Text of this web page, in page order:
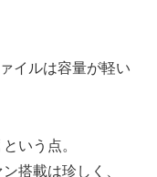
イルは容量が軽い
という点。
搭載は珍しく、